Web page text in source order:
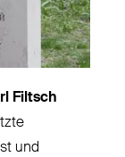
Filtsch
und